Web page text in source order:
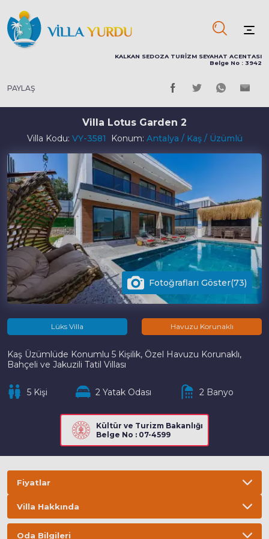
KALKAN SEDOZA TURİZM SEYAHAT ACENTASI
Belge No : 3942
PAYLAŞ
Lüks Villa Havuzu Korunaklı
Kaş Üzümlüde Konumlu 5 Kişilik, Özel Havuzu Korunaklı,
Bahçeli ve Jakuzili Tatil Villası
5 Kişi 2 Yatak Odası 2 Banyo
Kültür ve Turizm Bakanlığı
Belge No : 07-4599
Villa Lotus Garden 2
Villa Kodu: VY-3581 Konum: Antalya / Kaş / Üzümlü
Fotoğrafları Göster(73)
Fiyatlar
Villa Hakkında
Oda Bilgileri